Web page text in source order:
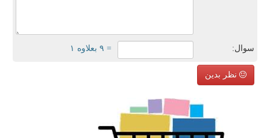
سوال: = ۹ بعلاوه ۱
نظر بدین